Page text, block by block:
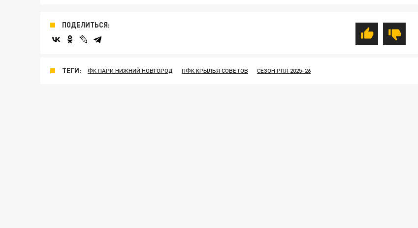
ПОДЕЛИТЬСЯ:
ТЕГИ: ФК ПАРИ НИЖНИЙ НОВГОРОД ПФК КРЫЛЬЯ СОВЕТОВ СЕЗОН РПЛ 2025-26